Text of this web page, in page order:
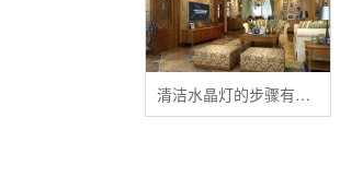
清洁水晶灯的步骤有哪些？